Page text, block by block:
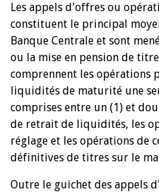
Les appels d'offres ou
constituent le principal
Banque Centrale et sont
ou la mise en pension de
comprennent les opérations
liquidités de maturité une
comprises entre un (1) et
de retrait de liquidités, les
réglage et les opérations de
définitives de titres sur le
Outre le guichet des appels